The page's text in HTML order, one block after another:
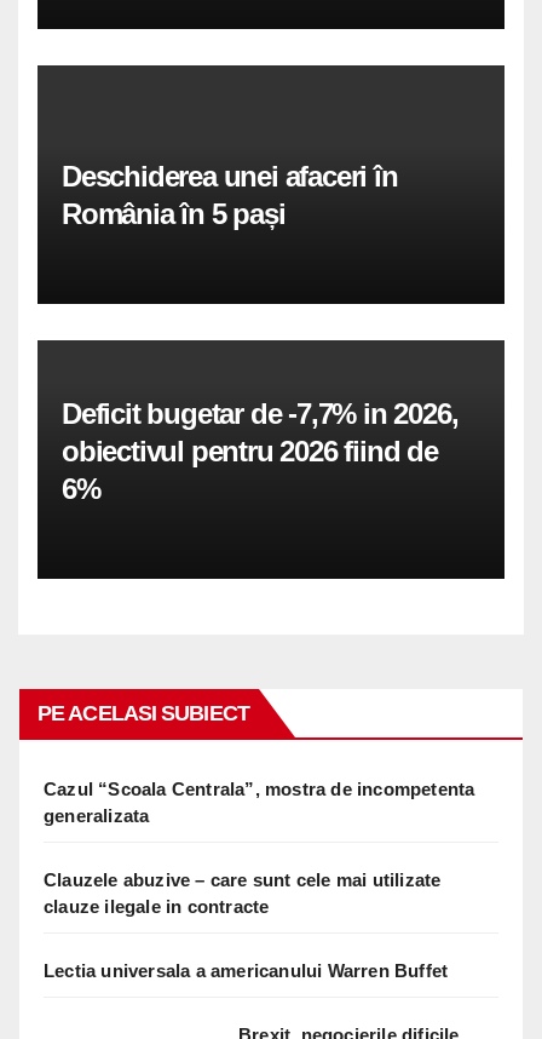
Deschiderea unei afaceri în
România în 5 pași
Deficit bugetar de -7,7% in 2026,
obiectivul pentru 2026 fiind de
6%
PE ACELASI SUBIECT
Cazul “Scoala Centrala”, mostra de incompetenta
generalizata
Clauzele abuzive – care sunt cele mai utilizate
clauze ilegale in contracte
Lectia universala a americanului Warren Buffet
Brexit, negocierile dificile